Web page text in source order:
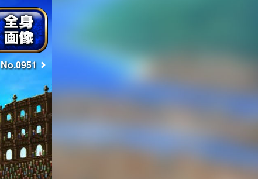
No.0951